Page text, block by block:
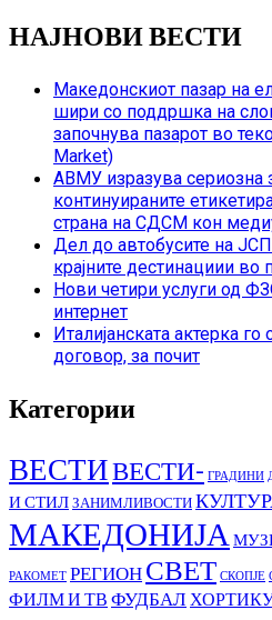
НАЈНОВИ ВЕСТИ
Македонскиот пазар на
шири со поддршка на
започнува пазарот во
Market)
АВМУ изразува сериозна
континуираните
страна на СДСМ кон
Дел до автобусите на
крајните дестинациии во
Нови четири услуги од
интернет
Италијанската актерка
договор, за почит
Категории
ВЕСТИВЕСТИ- ГРАДИНИ
И СТИЛЗАНИМЛИВОСТИ
МАКЕДОНИЈА
РАКОМЕТ РЕГИОНСВЕТ СКОПЈЕ
ФИЛМ И ТВ ФУДБАЛ